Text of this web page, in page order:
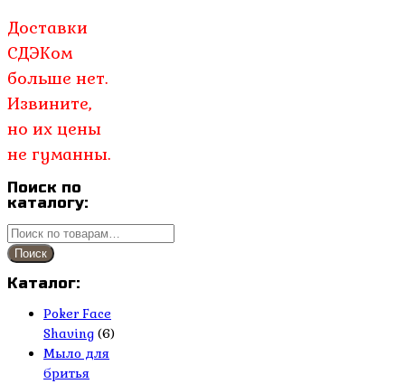
Доставки
СДЭКом
больше нет.
Извините,
но их цены
не гуманны.
Поиск по
каталогу:
Искать:
Поиск
Каталог:
Poker Face
Shaving (6)
Мыло для
бритья